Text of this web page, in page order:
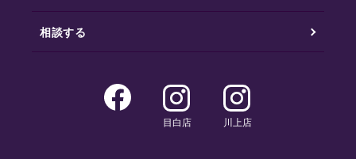
相談する
目白店 川上店